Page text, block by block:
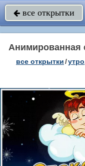
 все открытки
Анимированная
все открытки/